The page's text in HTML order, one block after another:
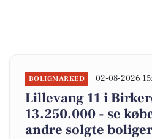
BOLIGMARKED 02-08-2026
Lillevang 11 i
13.250.000 - se
andre solgte boliger